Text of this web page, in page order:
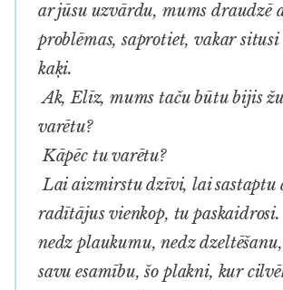
ar jūsu uzvārdu, mums draudzē
problēmas, saprotiet, vakar
kaķi.
Ak, Elīz, mums taču būtu bijis
varētu?
Kāpēc tu varētu?
Lai aizmirstu dzīvi, lai sastaptu
radītājus vienkop, tu
nedz plaukumu, nedz
savu esamību, šo plakni, kur